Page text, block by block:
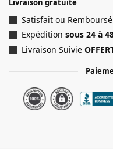
Livraison gratuite
Satisfait ou Remboursé
Expédition sous 24 à
Livraison Suivie